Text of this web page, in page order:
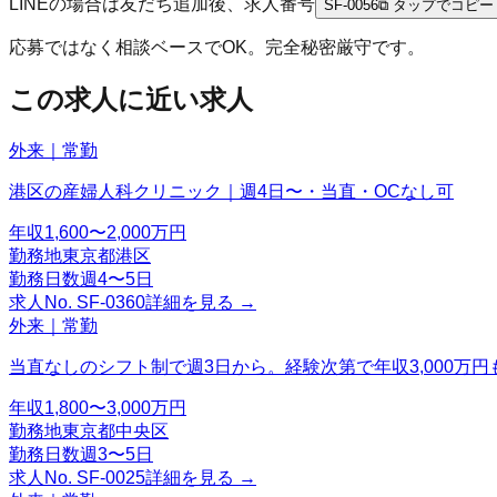
SF-0056⧉ タップでコピー
応募ではなく相談ベースでOK。完全秘密厳守です。
この求人に近い求人
外来｜常勤
港区の産婦人科クリニック｜週4日〜・当直・OCなし可
年収1,600〜2,000万円
勤務地東京都港区
勤務日数週4〜5日
求人No. SF-0360詳細を見る →
外来｜常勤
当直なしのシフト制で週3日から。経験次第で年収3,000万円
年収1,800〜3,000万円
勤務地東京都中央区
勤務日数週3〜5日
求人No. SF-0025詳細を見る →